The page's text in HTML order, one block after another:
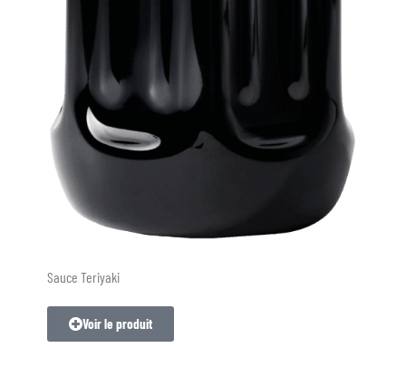
Sauce Teriyaki
Voir le produit